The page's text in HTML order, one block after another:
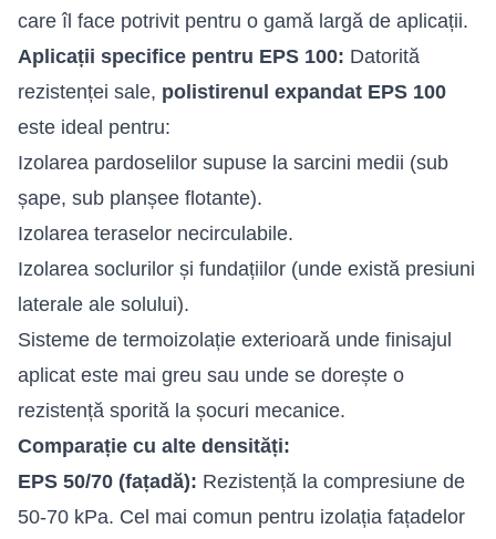
care îl face potrivit pentru o gamă largă de aplicații.
Aplicații specifice pentru EPS 100: Datorită
rezistenței sale, polistirenul expandat EPS 100
este ideal pentru:
Izolarea pardoselilor supuse la sarcini medii (sub
șape, sub planșee flotante).
Izolarea teraselor necirculabile.
Izolarea soclurilor și fundațiilor (unde există presiuni
laterale ale solului).
Sisteme de termoizolație exterioară unde finisajul
aplicat este mai greu sau unde se dorește o
rezistență sporită la șocuri mecanice.
Comparație cu alte densități:
EPS 50/70 (fațadă): Rezistență la compresiune de
50-70 kPa. Cel mai comun pentru izolația fațadelor